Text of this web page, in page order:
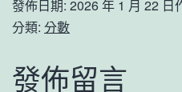
發佈日期: 2026 年 1 月 22 日
分類: 分數
發佈留言